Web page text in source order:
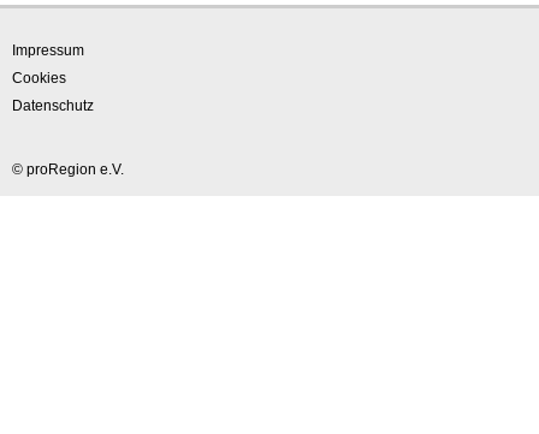
Impressum
Cookies
Datenschutz
© proRegion e.V.